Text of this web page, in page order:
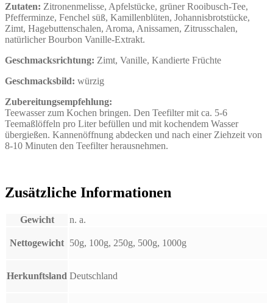
Zutaten: Zitronenmelisse, Apfelstücke, grüner Rooibusch-Tee,
Pfefferminze, Fenchel süß, Kamillenblüten, Johannisbrotstücke,
Zimt, Hagebuttenschalen, Aroma, Anissamen, Zitrusschalen,
natürlicher Bourbon Vanille-Extrakt.
Geschmacksrichtung: Zimt, Vanille, Kandierte Früchte
Geschmacksbild: würzig
Zubereitungsempfehlung:
Teewasser zum Kochen bringen. Den Teefilter mit ca. 5-6
Teemaßlöffeln pro Liter befüllen und mit kochendem Wasser
übergießen. Kannenöffnung abdecken und nach einer Ziehzeit von
8-10 Minuten den Teefilter herausnehmen.
Zusätzliche Informationen
Gewicht n. a.
Nettogewicht 50g, 100g, 250g, 500g, 1000g
Herkunftsland Deutschland